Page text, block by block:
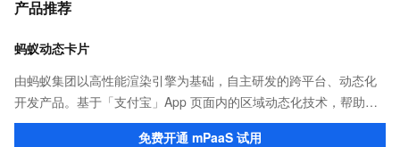
产品推荐
蚂蚁动态卡片
由蚂蚁集团以高性能渲染引擎为基础，自主研发的跨平台、动态化
开发产品。基于「支付宝」App 页面内的区域动态化技术，帮助客
户提升研发效率的同时，追求轻量、流畅的 App 性能体验。
免费开通 mPaaS 试用